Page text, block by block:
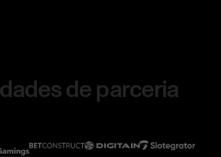
de parceria